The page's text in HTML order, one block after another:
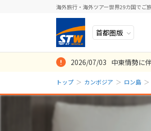
海外旅行・海外ツアー世界29カ国でご
ヨーロッパ
中近東・トルコ
アフリカ
人気のテーマ
お得な旅
誰と行く？
2026/07/03 中東情勢に
トップ カンボジア ロン島